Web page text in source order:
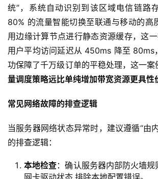
统”，系统自动识别到该区域电信链路
80% 的流量智能切换至联通与移动的高
用边缘计算节点进行静态资源缓存，这
用户平均访问延迟从 450ms 降至 80ms
功保障了千万级订单的平稳处理，这一案
量调度策略远比单纯增加带宽资源更具性
常见网络故障的排查逻辑
当服务器网络状态异常时，建议遵循“由
的排查逻辑：
本地检查：确认服务器内部防火墙